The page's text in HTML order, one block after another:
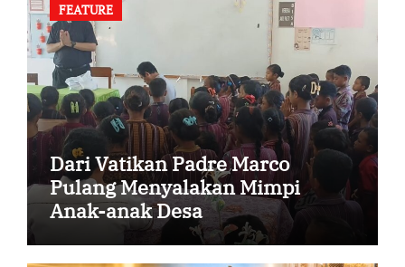
FEATURE
Dari Vatikan Padre Marco
Pulang Menyalakan Mimpi
Anak-anak Desa